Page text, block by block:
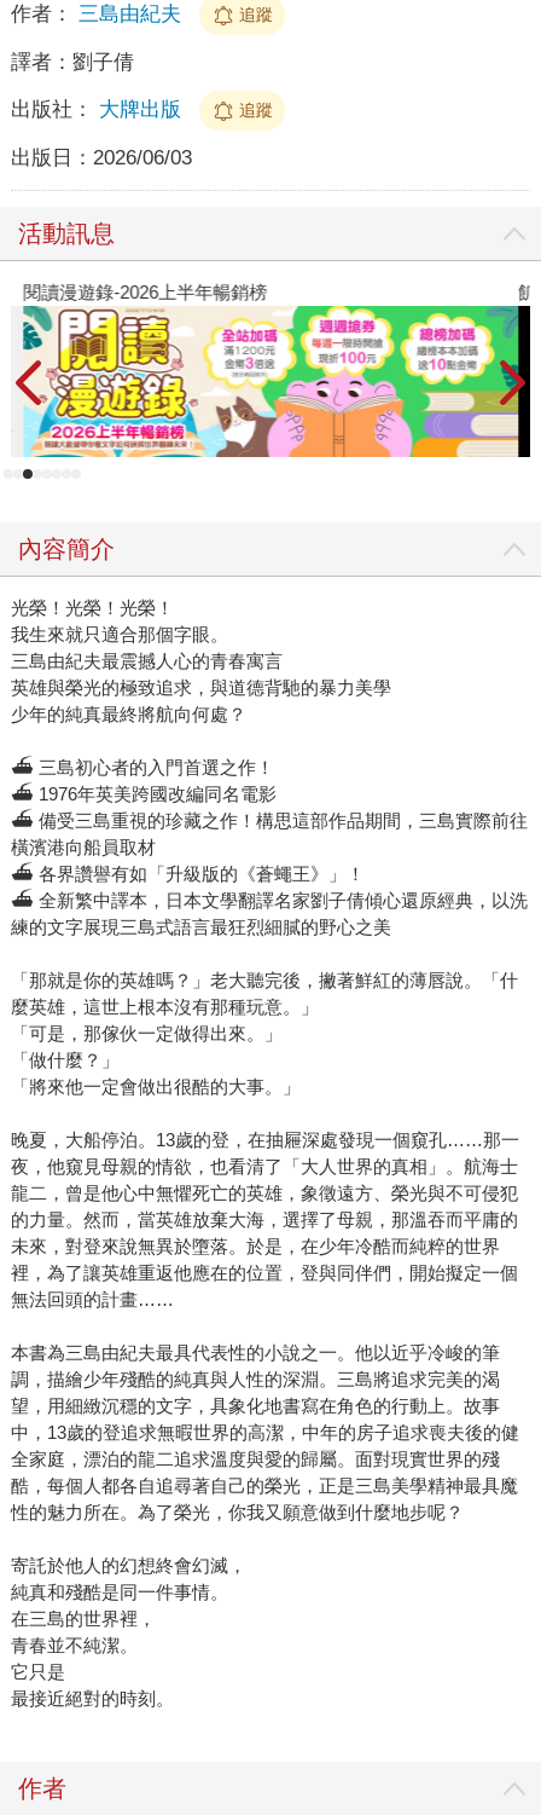
作者： 三島由紀夫 追蹤
譯者： 劉子倩
出版社： 大牌出版 追蹤
出版日： 2026/06/03
活動訊息
閱讀漫遊錄-2026上半年暢銷榜 飢
內容簡介
光榮！光榮！光榮！
我生來就只適合那個字眼。
三島由紀夫最震撼人心的青春寓言
英雄與榮光的極致追求，與道德背馳的暴力美學
少年的純真最終將航向何處？
⛴︎ 三島初心者的入門首選之作！
⛴︎ 1976年英美跨國改編同名電影
⛴︎ 備受三島重視的珍藏之作！構思這部作品期間，三島實際前往
橫濱港向船員取材
⛴︎ 各界讚譽有如「升級版的《蒼蠅王》」！
⛴︎ 全新繁中譯本，日本文學翻譯名家劉子倩傾心還原經典，以洗
練的文字展現三島式語言最狂烈細膩的野心之美
「那就是你的英雄嗎？」老大聽完後，撇著鮮紅的薄唇說。「什
麼英雄，這世上根本沒有那種玩意。」
「可是，那傢伙一定做得出來。」
「做什麼？」
「將來他一定會做出很酷的大事。」
晚夏，大船停泊。13歲的登，在抽屜深處發現一個窺孔……那一
夜，他窺見母親的情欲，也看清了「大人世界的真相」。航海士
龍二，曾是他心中無懼死亡的英雄，象徵遠方、榮光與不可侵犯
的力量。然而，當英雄放棄大海，選擇了母親，那溫吞而平庸的
未來，對登來說無異於墮落。於是，在少年冷酷而純粹的世界
裡，為了讓英雄重返他應在的位置，登與同伴們，開始擬定一個
無法回頭的計畫……
本書為三島由紀夫最具代表性的小說之一。他以近乎冷峻的筆
調，描繪少年殘酷的純真與人性的深淵。三島將追求完美的渴
望，用細緻沉穩的文字，具象化地書寫在角色的行動上。故事
中，13歲的登追求無暇世界的高潔，中年的房子追求喪夫後的健
全家庭，漂泊的龍二追求溫度與愛的歸屬。面對現實世界的殘
酷，每個人都各自追尋著自己的榮光，正是三島美學精神最具魔
性的魅力所在。為了榮光，你我又願意做到什麼地步呢？
寄託於他人的幻想終會幻滅，
純真和殘酷是同一件事情。
在三島的世界裡，
青春並不純潔。
它只是
最接近絕對的時刻。
作者